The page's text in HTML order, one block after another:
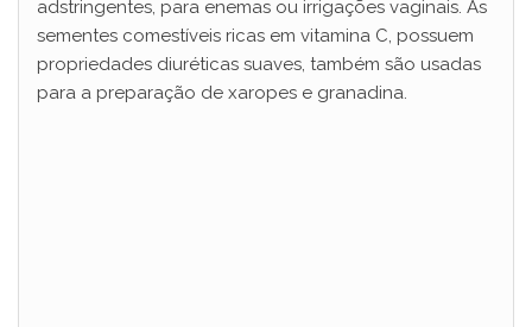
adstringentes, para enemas ou irrigações vaginais. As
sementes comestíveis ricas em vitamina C, possuem
propriedades diuréticas suaves, também são usadas
para a preparação de xaropes e granadina.